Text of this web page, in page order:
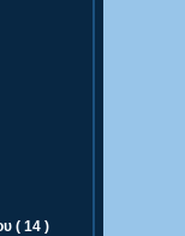
( 14 )